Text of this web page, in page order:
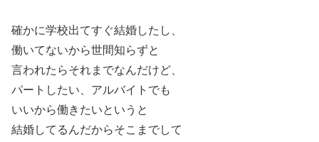
確かに学校出てすぐ結婚したし、
働いてないから世間知らずと
言われたらそれまでなんだけど、
パートしたい、アルバイトでも
いいから働きたいというと
結婚してるんだからそこまでして